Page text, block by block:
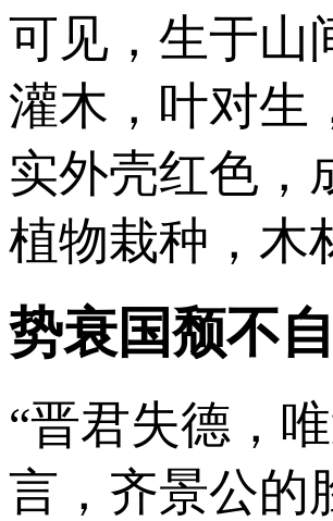
可见，生于山
灌木，叶对生
实外壳红色，
植物栽种，木
势衰国颓不
“晋君失德，
言，齐景公的